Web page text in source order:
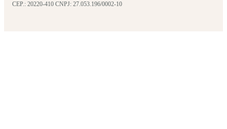
CEP.: 20220-410 CNPJ: 27.053.196/0002-10